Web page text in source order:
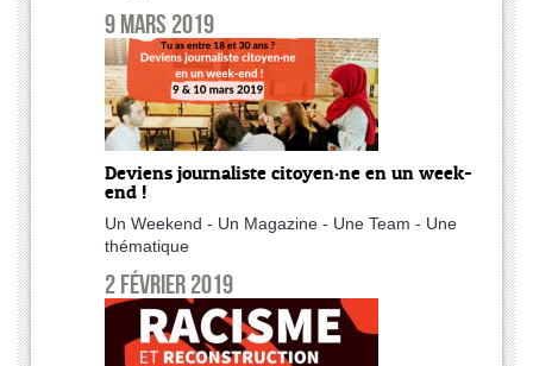
9 mars 2019
Deviens journaliste citoyen·ne en un week-
end !
Un Weekend - Un Magazine - Une Team - Une
thématique
2 février 2019